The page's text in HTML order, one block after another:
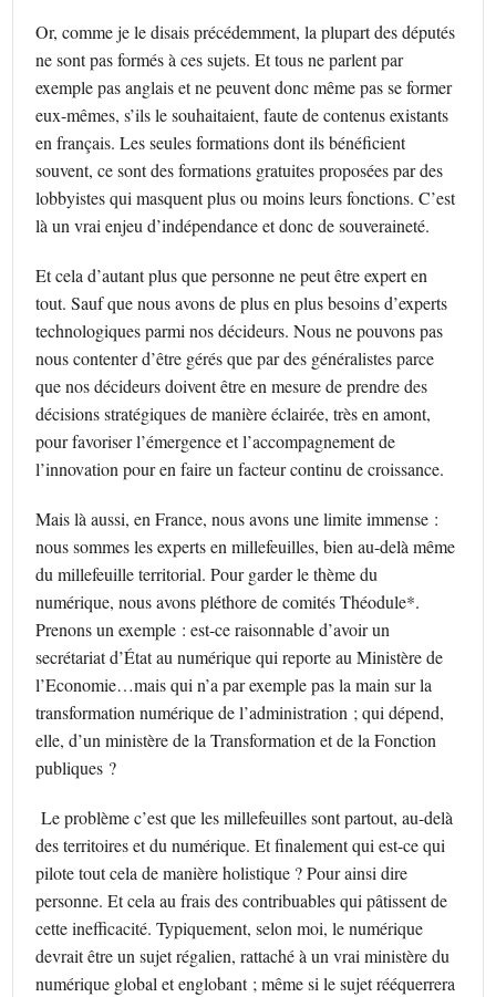
Or, comme je le disais précédemment, la plupart des députés
ne sont pas formés à ces sujets. Et tous ne parlent par
exemple pas anglais et ne peuvent donc même pas se former
eux-mêmes, s’ils le souhaitaient, faute de contenus existants
en français. Les seules formations dont ils bénéficient
souvent, ce sont des formations gratuites proposées par des
lobbyistes qui masquent plus ou moins leurs fonctions. C’est
là un vrai enjeu d’indépendance et donc de souveraineté.
Et cela d’autant plus que personne ne peut être expert en
tout. Sauf que nous avons de plus en plus besoins d’experts
technologiques parmi nos décideurs. Nous ne pouvons pas
nous contenter d’être gérés que par des généralistes parce
que nos décideurs doivent être en mesure de prendre des
décisions stratégiques de manière éclairée, très en amont,
pour favoriser l’émergence et l’accompagnement de
l’innovation pour en faire un facteur continu de croissance.
Mais là aussi, en France, nous avons une limite immense :
nous sommes les experts en millefeuilles, bien au-delà même
du millefeuille territorial. Pour garder le thème du
numérique, nous avons pléthore de comités Théodule*.
Prenons un exemple : est-ce raisonnable d’avoir un
secrétariat d’État au numérique qui reporte au Ministère de
l’Economie…mais qui n’a par exemple pas la main sur la
transformation numérique de l’administration ; qui dépend,
elle, d’un ministère de la Transformation et de la Fonction
publiques ?
Le problème c’est que les millefeuilles sont partout, au-delà
des territoires et du numérique. Et finalement qui est-ce qui
pilote tout cela de manière holistique ? Pour ainsi dire
personne. Et cela au frais des contribuables qui pâtissent de
cette inefficacité. Typiquement, selon moi, le numérique
devrait être un sujet régalien, rattaché à un vrai ministère du
numérique global et englobant ; même si le sujet rééquerrera